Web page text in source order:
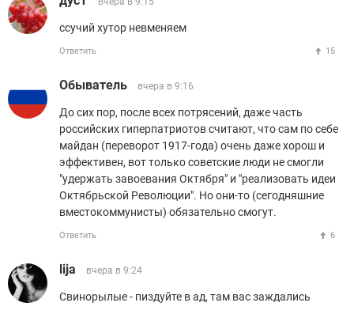
ссучий хутор невменяем
Ответить 15
Обыватель вчера в 9:16
До сих пор, после всех потрясений, даже часть
российских гиперпатриотов считают, что сам по себе
майдан (переворот 1917-года) очень даже хорош и
эффективен, вот только советские люди не смогли
"удержать завоевания Октября" и "реализовать идеи
Октябрьской Революции". Но они-то (сегодняшние
вместокоммунисты) обязательно смогут.
Ответить 6
lija вчера в 9:24
Свинорылые - пиздуйте в ад, там вас заждались